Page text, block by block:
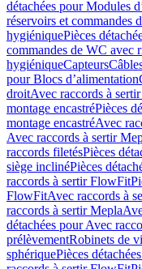
détachées pour Modules
réservoirs et commandes
hygiéniquePièces
commandes de WC avec
hygiéniqueCapteurs
pour Blocs d’alimentation
droitAvec raccords à
montage encastréPièces
montage encastréAvec
Avec raccords à sertir
raccords filetésPièces
siège inclinéPièces
raccords à sertir FlowFit
FlowFitAvec raccords à
raccords à sertir Mepla
détachées pour Avec
prélèvementRobinets de
sphériquePièces